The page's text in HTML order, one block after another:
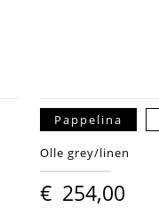
Pappelina
Olle grey/linen
€ 254,00